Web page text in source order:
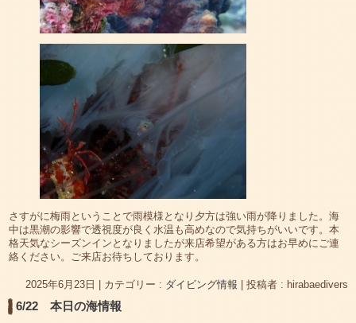
さすがに梅雨ということで雨模様となり夕方は強い雨が降りました。海
中は黒潮の影響で透視度が良く水温も高めなので気持ちがいいです。本
格天気なシーズンインとなりましたが来店希望がある方はお早めにご連
絡ください。ご来店お待ちしております。
2025年6月23日 カテゴリー : ダイビング情報 投稿者 : hirabaedivers
6/22 本日の海情報